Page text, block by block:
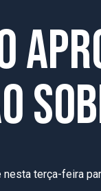
terça-feira